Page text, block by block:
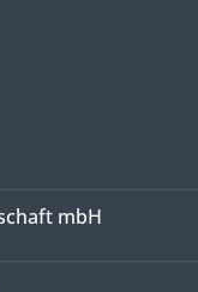
mbH